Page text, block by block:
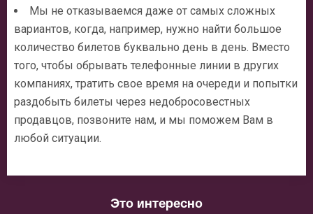
Мы не отказываемся даже от самых сложных
вариантов, когда, например, нужно найти большое
количество билетов буквально день в день. Вместо
того, чтобы обрывать телефонные линии в других
компаниях, тратить свое время на очереди и попытки
раздобыть билеты через недобросовестных
продавцов, позвоните нам, и мы поможем Вам в
любой ситуации.
Это интересно